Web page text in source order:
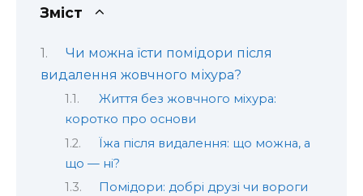
Зміст
Чи можна їсти помідори після
видалення жовчного міхура?
Життя без жовчного міхура:
коротко про основи
Їжа після видалення: що можна, а
що — ні?
Помідори: добрі друзі чи вороги